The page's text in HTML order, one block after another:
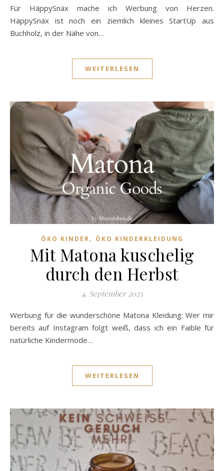
Für HäppySnäx mache ich Werbung von Herzen.
HäppySnäx ist noch ein ziemlich kleines StartUp aus
Buchholz, in der Nähe von…
WEITERLESEN
ÖKO KINDER, ÖKO KINDERKLEIDUNG
Mit Matona kuschelig
durch den Herbst
4. September 2023
Werbung für die wunderschöne Matona Kleidung: Wer mir
bereits auf Instagram folgt weiß, dass ich ein Faible für
natürliche Kindermode…
WEITERLESEN